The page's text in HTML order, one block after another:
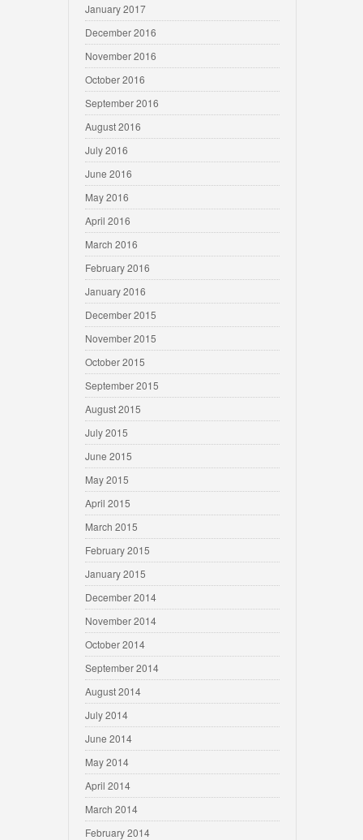
January 2017
December 2016
November 2016
October 2016
September 2016
August 2016
July 2016
June 2016
May 2016
April 2016
March 2016
February 2016
January 2016
December 2015
November 2015
October 2015
September 2015
August 2015
July 2015
June 2015
May 2015
April 2015
March 2015
February 2015
January 2015
December 2014
November 2014
October 2014
September 2014
August 2014
July 2014
June 2014
May 2014
April 2014
March 2014
February 2014